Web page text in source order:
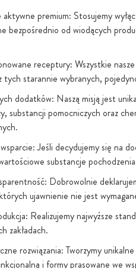
aktywne premium: Stosujemy
bezpośrednio od wiodących
receptury: Wszystkie
tych starannie wybranych,
dodatków: Naszą misją jest
substancji pomocniczych oraz
Jeśli decydujemy się na
substancje
Dobrowolnie
ujawnienie nie jest
Realizujemy najwyższe
zakładach.
rozwiązania: Tworzymy
i formy prasowane we